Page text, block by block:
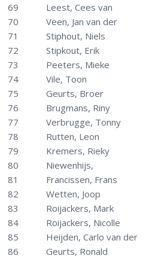
69
Leest, Cees van
70
Veen, Jan van der
71
Stiphout, Niels
72
Stipkout, Erik
73
Peeters, Mieke
74
Vile, Toon
75
Geurts, Broer
76
Brugmans, Riny
77
Verbrugge, Tonny
78
Rutten, Leon
79
Kremers, Rieky
80
Niewenhijs,
81
Francissen, Frans
82
Wetten, Joop
83
Roijackers, Mark
84
Roijackers, Nicolle
85
Heijden, Carlo van der
86
Geurts, Ronald